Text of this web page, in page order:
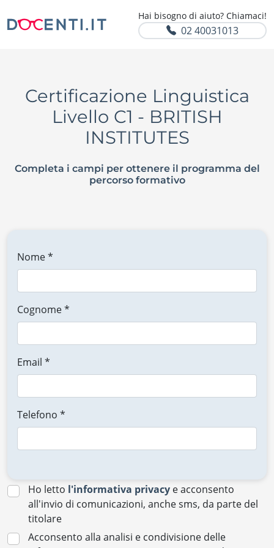
Hai bisogno di aiuto? Chiamaci!
02 40031013
Certificazione Linguistica
Livello C1 - BRITISH
INSTITUTES
Completa i campi per ottenere il programma del
percorso formativo
Nome *
Cognome *
Email *
Telefono *
Ho letto l'informativa privacy e acconsento
all'invio di comunicazioni, anche sms, da parte del
titolare
Acconsento alla analisi e condivisione delle